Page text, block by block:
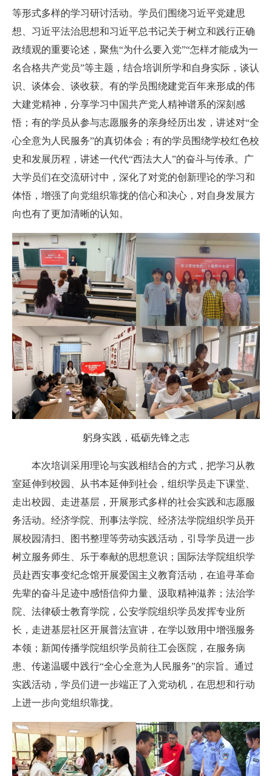
等形式多样的学习研讨活动。学员们围绕习近平党建思
想、习近平法治思想和习近平总书记关于树立和践行正确
政绩观的重要论述，聚焦“为什么要入党”“怎样才能成为一
名合格共产党员”等主题，结合培训所学和自身实际，谈认
识、谈体会、谈收获。有的学员围绕建党百年来形成的伟
大建党精神，分享学习中国共产党人精神谱系的深刻感
悟；有的学员从参与志愿服务的亲身经历出发，讲述对“全
心全意为人民服务”的真切体会；有的学员围绕学校红色校
史和发展历程，讲述一代代“西法大 人 ”的奋斗与传承。广
大学员们在交流研讨中，深化了对党的创新理论的学习和
体悟，增强了向党组织靠拢的信心和决心，对自身发展方
向也有了更加清晰的认知。
躬身实践，砥砺先锋之志
本次培训 采用理论与实践相结合的方式 ，把学习从教
室延伸到校园、从书本延伸到社会，组织学员走下课堂、
走出校园、走进基层，开展形式多样的社会实践和志愿服
务活动。经济学院、刑事法学院、经济法学院组织学员开
展校园清扫、图书整理等劳动实践活动，引导学员进一步
树立服务师生、乐于奉献的思想意识；国际法学院组织学
员赴西安事变纪念馆开展爱国主义教育活动，在追寻革命
先辈的奋斗足迹中感悟信仰力量、汲取精神滋养；法治学
院、法律硕士教育学院，公安学院组织学员发挥专业所
长，走进基层社区开展普法宣讲，在学以致用中增强服务
本领；新闻传播学院组织学员前往工会医院，在服务病
患、传递温暖中践行“全心全意为人民服务”的宗旨。通过
实践活动，学员们进一步端正了入党动机，在思想和行动
上进一步向党组织靠拢。